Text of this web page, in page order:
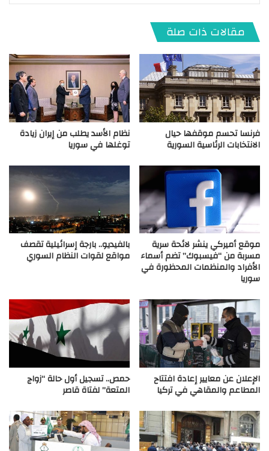
مقالات ذات صلة
فرنسا تحسم موقفها حيال
الانتخابات الرئاسية السورية
نظام الأسد يطلب من إيران زيادة
توغلها في سوريا
موقع أميركي ينشر لائحة سرية
مسربة من “فيسبوك” تضم أسماء
الأفراد والمنظمات المحظورة في
سوريا
بالفيديو.. بارجة إسرائيلية تقصف
مواقع لقوات النظام السوري
الإعلان عن معايير إعادة افتتاح
المطاعم والمقاهي في تركيا
حمص.. تسجيل أول حالة “زواج
المتعة” لفتاة قاصر